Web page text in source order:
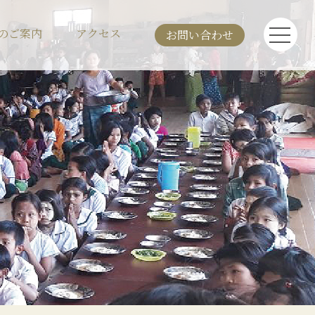
ご案内 アクセス お問い合わせ